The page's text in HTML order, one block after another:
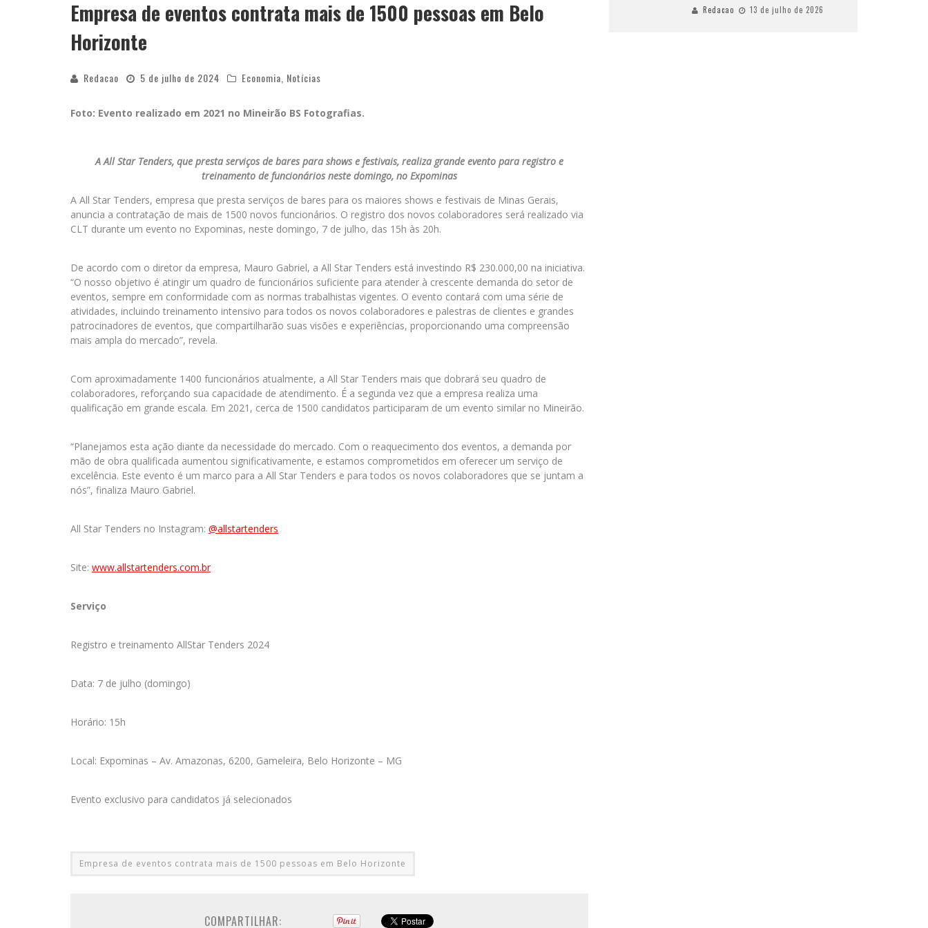
Empresa de eventos contrata mais de 1500 pessoas em Belo
Horizonte
Redacao 5 de julho de 2024 Economia Notícias
Foto: Evento realizado em 2021 no Mineirão BS Fotografias.
A All Star Tenders, que presta serviços de bares para shows e festivais, realiza grande evento para registro e
treinamento de funcionários neste domingo, no Expominas
A All Star Tenders, empresa que presta serviços de bares para os maiores shows e festivais de Minas Gerais,
anuncia a contratação de mais de 1500 novos funcionários. O registro dos novos colaboradores será realizado via
CLT durante um evento no Expominas, neste domingo, 7 de julho, das 15h às 20h.
De acordo com o diretor da empresa, Mauro Gabriel, a All Star Tenders está investindo R$ 230.000,00 na iniciativa.
“O nosso objetivo é atingir um quadro de funcionários suficiente para atender à crescente demanda do setor de
eventos, sempre em conformidade com as normas trabalhistas vigentes. O evento contará com uma série de
atividades, incluindo treinamento intensivo para todos os novos colaboradores e palestras de clientes e grandes
patrocinadores de eventos, que compartilharão suas visões e experiências, proporcionando uma compreensão
mais ampla do mercado”, revela.
Com aproximadamente 1400 funcionários atualmente, a All Star Tenders mais que dobrará seu quadro de
colaboradores, reforçando sua capacidade de atendimento. É a segunda vez que a empresa realiza uma
qualificação em grande escala. Em 2021, cerca de 1500 candidatos participaram de um evento similar no Mineirão.
“Planejamos esta ação diante da necessidade do mercado. Com o reaquecimento dos eventos, a demanda por
mão de obra qualificada aumentou significativamente, e estamos comprometidos em oferecer um serviço de
excelência. Este evento é um marco para a All Star Tenders e para todos os novos colaboradores que se juntam a
nós”, finaliza Mauro Gabriel.
All Star Tenders no Instagram: @allstartenders
Site: www.allstartenders.com.br
Serviço
Registro e treinamento AllStar Tenders 2024
Data: 7 de julho (domingo)
Horário: 15h
Local: Expominas – Av. Amazonas, 6200, Gameleira, Belo Horizonte – MG
Evento exclusivo para candidatos já selecionados
Empresa de eventos contrata mais de 1500 pessoas em Belo Horizonte
COMPARTILHAR:
Redacao 13 de julho de 2026